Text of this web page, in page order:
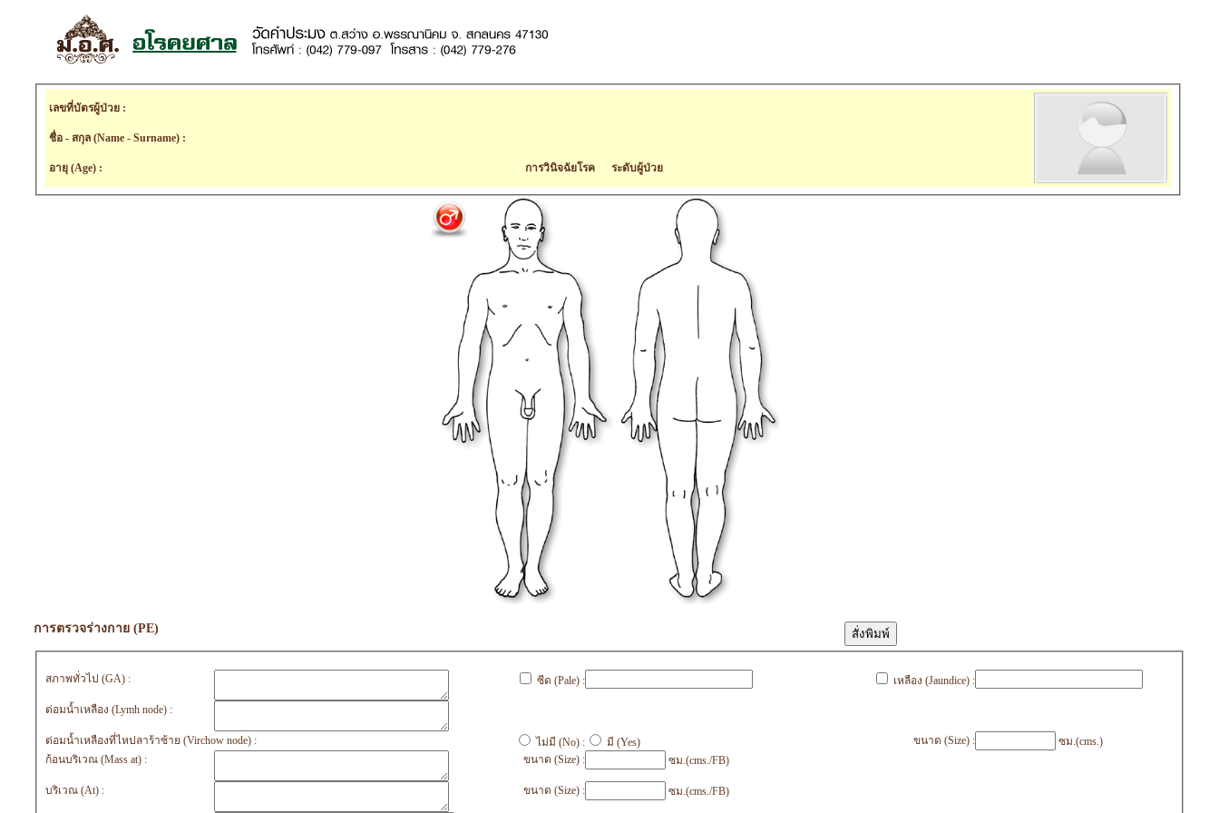
เลขที่บัตรผู้ป่วย :
ชื่อ - สกุล (Name - Surname) :
อายุ (Age) : การวินิจฉัยโรค ระดับผู้ป่วย
การตรวจร่างกาย (PE)
สภาพทั่วไป (GA) : ซีด (Pale) : เหลือง (Jaundice) :
ต่อมน้ำเหลือง (Lymh node) :
ต่อมน้ำเหลืองที่ไหปลาร้าซ้าย (Virchow node) : ไม่มี (No) : มี (Yes) ขนาด (Size) :
ซม.(cms.)
ก้อนบริเวณ (Mass at) :
ขนาด (Size) : ซม.(cms./FB)
บริเวณ (At) : ขนาด (Size) : ซม.(cms./FB)